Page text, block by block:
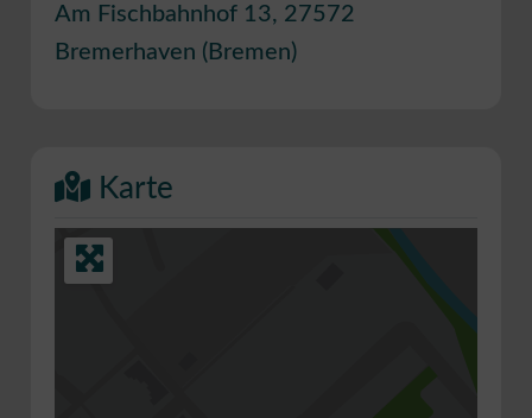
Am Fischbahnhof 13, 27572
Bremerhaven ( Bremen)
Karte